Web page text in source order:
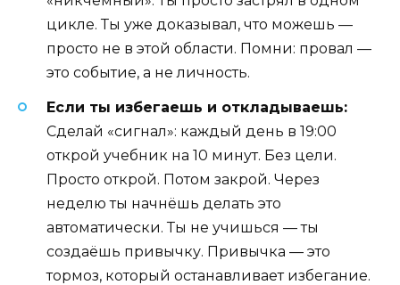
цикле. Ты уже доказывал, что можешь —
просто не в этой области. Помни: провал —
это событие, а не личность.
Если ты избегаешь и откладываешь:
Сделай «сигнал»: каждый день в 19:00
открой учебник на 10 минут. Без цели.
Просто открой. Потом закрой. Через
неделю ты начнёшь делать это
автоматически. Ты не учишься — ты
создаёшь привычку. Привычка — это
тормоз, который останавливает избегание.